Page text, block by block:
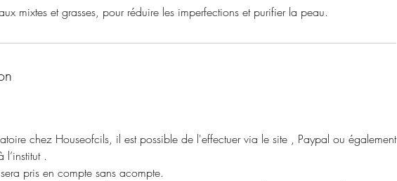
mixtes et grasses, pour réduire les imperfections et purifier la peau.
chez Houseofcils, il est possible de l'effectuer via le site , Paypal ou également
.
pris en compte sans acompte.